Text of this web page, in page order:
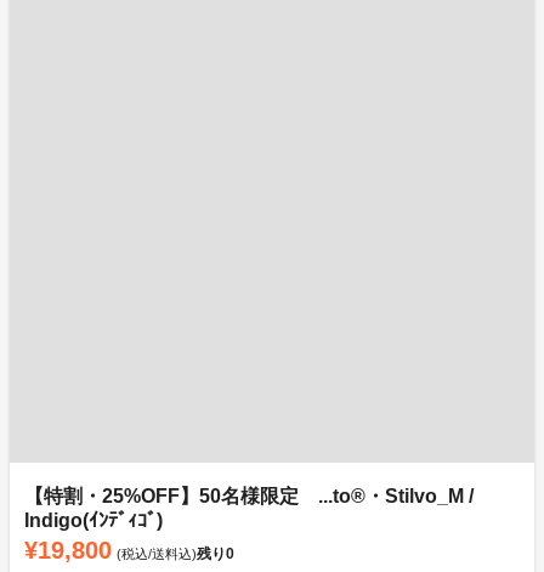
【特割・25%OFF】50名様限定 ...to®・Stilvo_M /
Indigo(ｲﾝﾃﾞｨｺﾞ)
¥19,800 (税込/送料込)残り0